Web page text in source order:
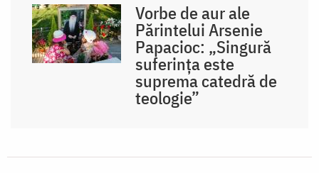
Vorbe de aur ale
Părintelui Arsenie
Papacioc: „Singură
suferința este
suprema catedră de
teologie”